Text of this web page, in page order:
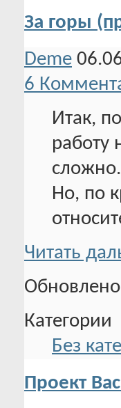
За горы
Deme
6
Итак,
работу
сложно.
Но, по
Читать
Категории
Без
Проект